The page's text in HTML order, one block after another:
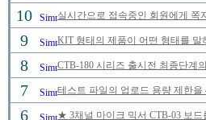
10 실시간으로 접속중인 회원에게 쪽
9 KIT 형태의 제품이 어떤 형태를
8 CTB-180 시리즈 출시전 최종단계
7 테스트 파일의 업로드 용량 제한
6 ★ 3채널 마이크 믹서 CTB-03 보